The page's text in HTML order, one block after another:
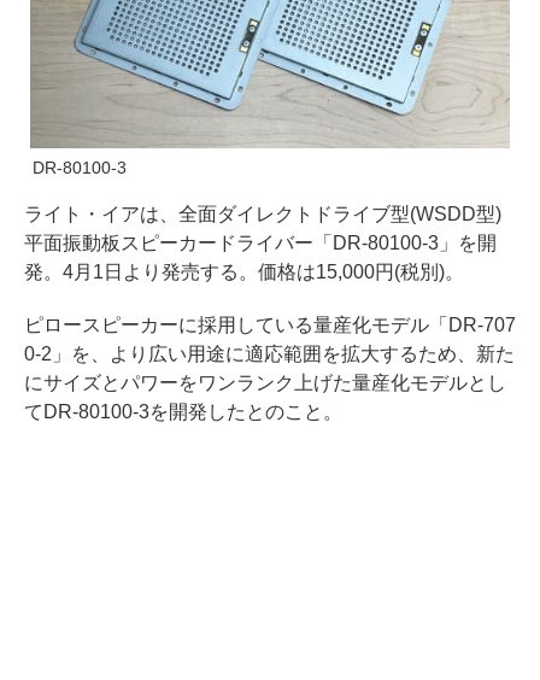
DR-80100-3
ライト・イアは、全面ダイレクトドライブ型(WSDD型)
平面振動板スピーカードライバー「DR-80100-3」を開
発。4月1日より発売する。価格は15,000円(税別)。
ピロースピーカーに採用している量産化モデル「DR-707
0-2」を、より広い用途に適応範囲を拡大するため、新た
にサイズとパワーをワンランク上げた量産化モデルとし
てDR-80100-3を開発したとのこと。